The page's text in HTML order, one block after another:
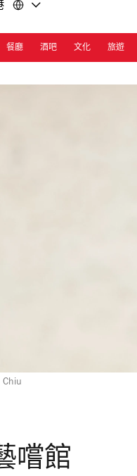
餐廳 酒吧 文化 旅遊
Chiu
嚐館